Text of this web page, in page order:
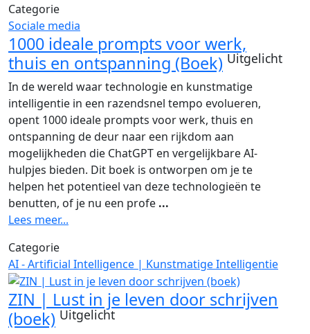
Categorie
Sociale media
1000 ideale prompts voor werk,
thuis en ontspanning (Boek) Uitgelicht
In de wereld waar technologie en kunstmatige
intelligentie in een razendsnel tempo evolueren,
opent 1000 ideale prompts voor werk, thuis en
ontspanning de deur naar een rijkdom aan
mogelijkheden die ChatGPT en vergelijkbare AI-
hulpjes bieden. Dit boek is ontworpen om je te
helpen het potentieel van deze technologieën te
benutten, of je nu een profe ...
Lees meer...
Categorie
AI - Artificial Intelligence | Kunstmatige Intelligentie
ZIN | Lust in je leven door schrijven
(boek) Uitgelicht